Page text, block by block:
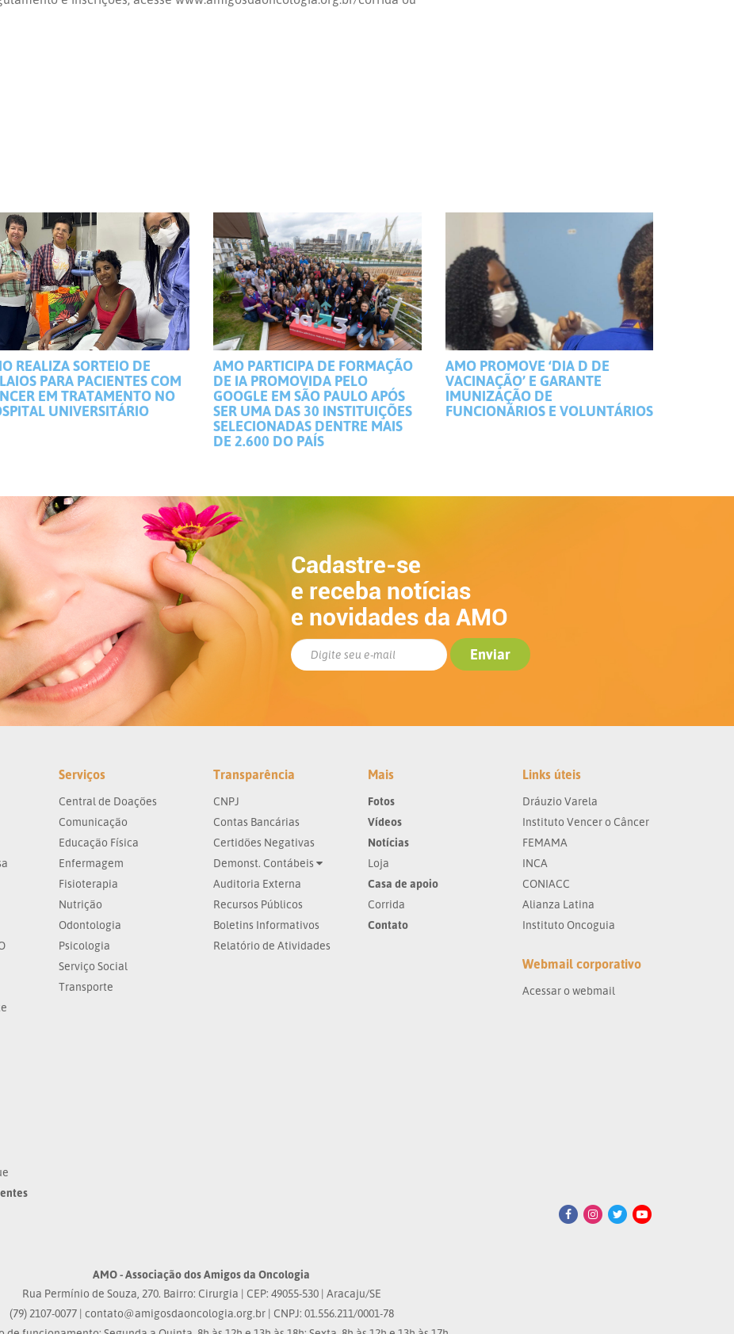
REALIZA SORTEIO DE
PARA PACIENTES COM
EM TRATAMENTO NO
UNIVERSITÁRIO
AMO PARTICIPA DE FORMAÇÃO
DE IA PROMOVIDA PELO
GOOGLE EM SÃO PAULO APÓS
SER UMA DAS 30 INSTITUIÇÕES
SELECIONADAS DENTRE MAIS
DE 2.600 DO PAÍS
AMO PROMOVE ‘DIA D DE
VACINAÇÃO’ E GARANTE
IMUNIZAÇÃO DE
FUNCIONÁRIOS E VOLUNTÁRIOS
Cadastre-se
e receba notícias
e novidades da AMO
Serviços
Central de Doações
Comunicação
Educação Física
Enfermagem
Fisioterapia
Nutrição
Odontologia
Psicologia
Serviço Social
Transporte
Transparência
CNPJ
Contas Bancárias
Certidões Negativas
Demonst. Contábeis
Auditoria Externa
Recursos Públicos
Boletins Informativos
Relatório de Atividades
Mais
Fotos
Vídeos
Notícias
Loja
Casa de apoio
Corrida
Contato
Links úteis
Dráuzio Varela
Instituto Vencer o Câncer
FEMAMA
INCA
CONIACC
Alianza Latina
Instituto Oncoguia
Webmail corporativo
Acessar o webmail
AMO - Associação dos Amigos da Oncologia
Rua Permínio de Souza, 270. Bairro: Cirurgia | CEP: 49055-530 | Aracaju/SE
(79) 2107-0077 | contato@amigosdaoncologia.org.br| CNPJ: 01.556.211/0001-78